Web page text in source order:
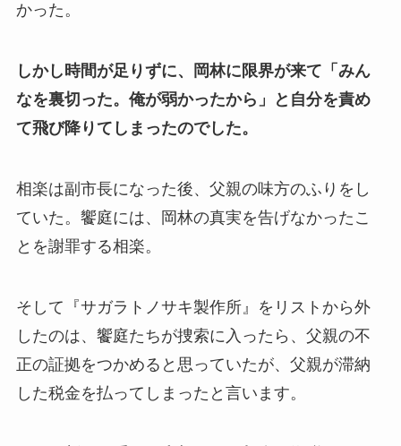
かった。
しかし時間が足りずに、岡林に限界が来て「みん
なを裏切った。俺が弱かったから」と自分を責め
て飛び降りてしまったのでした。
相楽は副市長になった後、父親の味方のふりをし
ていた。饗庭には、岡林の真実を告げなかったこ
とを謝罪する相楽。
そして『サガラトノサキ製作所』をリストから外
したのは、饗庭たちが捜索に入ったら、父親の不
正の証拠をつかめると思っていたが、父親が滞納
した税金を払ってしまったと言います。